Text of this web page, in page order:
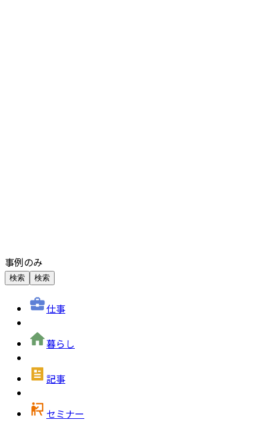
事例のみ
検索 検索
仕事
暮らし
記事
セミナー